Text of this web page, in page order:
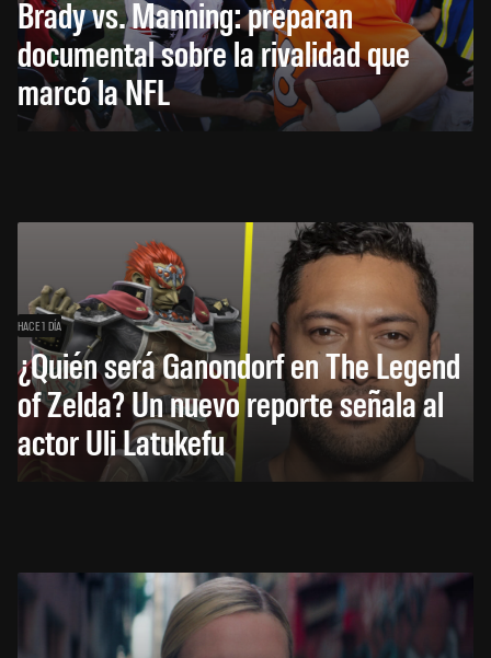
Brady vs. Manning: preparan
documental sobre la rivalidad que
marcó la NFL
HACE 1 DÍA
¿Quién será Ganondorf en The Legend
of Zelda? Un nuevo reporte señala al
actor Uli Latukefu